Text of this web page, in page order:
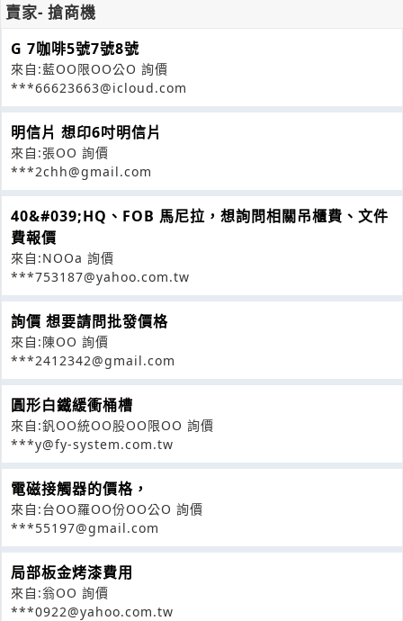
賣家- 搶商機
G 7咖啡5號7號8號
來自:藍OO限OO公O 詢價
***66623663@icloud.com
明信片 想印6吋明信片
來自:張OO 詢價
***2chh@gmail.com
40&#039;HQ、FOB 馬尼拉，想詢問相關吊櫃費、文件
費報價
來自:NOOa 詢價
***753187@yahoo.com.tw
詢價 想要請問批發價格
來自:陳OO 詢價
***2412342@gmail.com
圓形白鐵緩衝桶槽
來自:釩OO統OO股OO限OO 詢價
***y@fy-system.com.tw
電磁接觸器的價格，
來自:台OO羅OO份OO公O 詢價
***55197@gmail.com
局部板金烤漆費用
來自:翁OO 詢價
***0922@yahoo.com.tw